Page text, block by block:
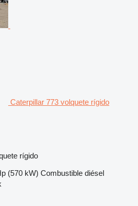
Caterpillar 773 volquete rígido
rígido
(570 kW) Combustible diésel